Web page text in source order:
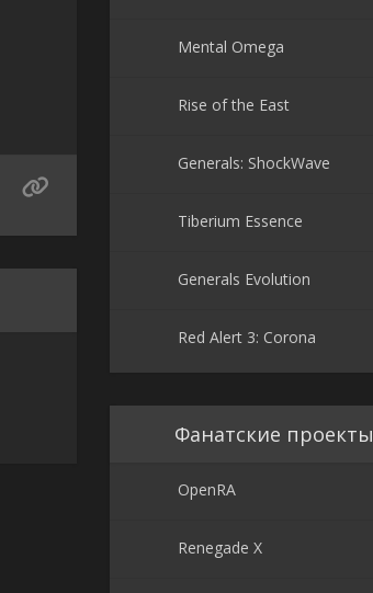
Mental Omega
Rise of the East
Generals: ShockWave
Tiberium Essence
Generals Evolution
Red Alert 3: Corona
Фанатские проекты
OpenRA
Renegade X